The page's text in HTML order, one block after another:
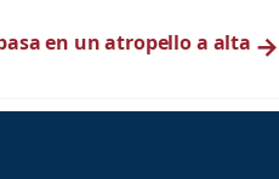
en un atropello a alta →